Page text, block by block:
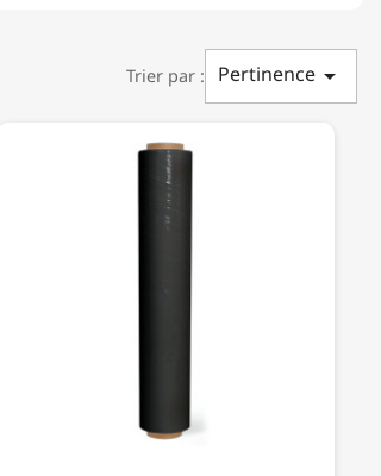
Trier par : Pertinence 